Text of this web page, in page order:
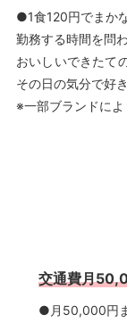
●1食120円でまか
勤務する時間を問
おいしいできたて
その日の気分で好
※一部ブランドによ
交通費月
●月50,000円ま